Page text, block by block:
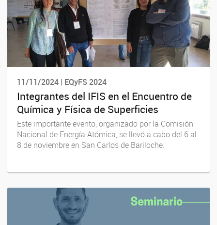
11/11/2024 | EQyFS 2024
Integrantes del IFIS en el Encuentro de
Química y Física de Superficies
Este importante evento, organizado por la Comisión
Nacional de Energía Atómica, se llevó a cabo del 6 al
8 de noviembre en San Carlos de Bariloche.